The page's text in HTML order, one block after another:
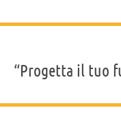
“Progetta il tuo